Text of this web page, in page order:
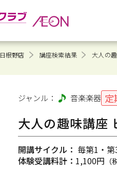
日根野店 講座検索結果 大人の
ジャンル： 音楽楽器 定
大人の趣味講座
開講サイクル： 毎第1・
体験受講料計： 1,100円